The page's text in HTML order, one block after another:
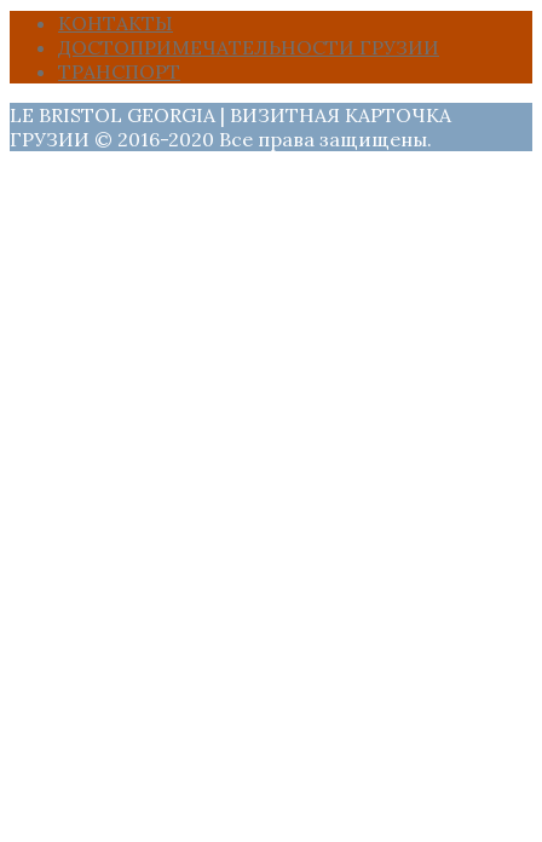
КОНТАКТЫ
ДОСТОПРИМЕЧАТЕЛЬНОСТИ ГРУЗИИ
ТРАНСПОРТ
LE BRISTOL GEORGIA | ВИЗИТНАЯ КАРТОЧКА
ГРУЗИИ © 2016-2020 Все права защищены.